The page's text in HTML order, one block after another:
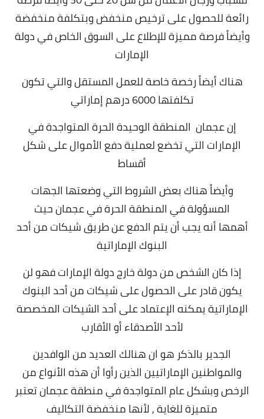
رائعة للحصول على ترخيص منخفض وبتكلفة منخفضة
وأيضاً فرصة مميزة للإطلاع على السوق الخاص في دولة
الإمارات
هناك أيضاً رخصة خاصة للعمل المستقل والتي تكون
تكلفتها 6000 درهم إماراتي
إن عجمان المنطقة الوحيدة الحرة المتواجدة في
الإمارات التي تخضع لعملية دفع الأموال على شكل
أقساط
وأيضاً هناك بعض الشروط التي وضعتها الجهات
المسؤولة في المنطقة الحرة في عجمان حيث
أهمهاأنه يجب أن يتم الدفع عن طريق شيكات من أحد
البنوك الإماراتية
إذا كان الشخص من دولة خارج دولة الإمارات فهو لن
يكون قادر على الحصول على شيكات من أحد البنوك
الإماراتية يمكنه الإعتماد على أحد الشيكات المخصصة
لأحد الأصدقاء أو الأقارب
الجدير بالذكر هو ان هنالك العديد من الوافدين
والمواطنين الإماراتيين الذين رأوا أن هذه الأنواع من
الرخص وبشكل عام المتواجدة في منطقة عجمان تعتبر
متميزة للغاية ,لأنها منخفضة التكاليف